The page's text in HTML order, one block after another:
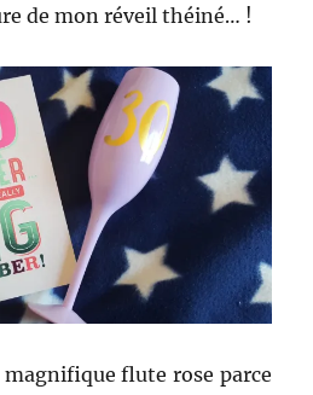
de mon réveil théiné… !
magnifique flute rose parce